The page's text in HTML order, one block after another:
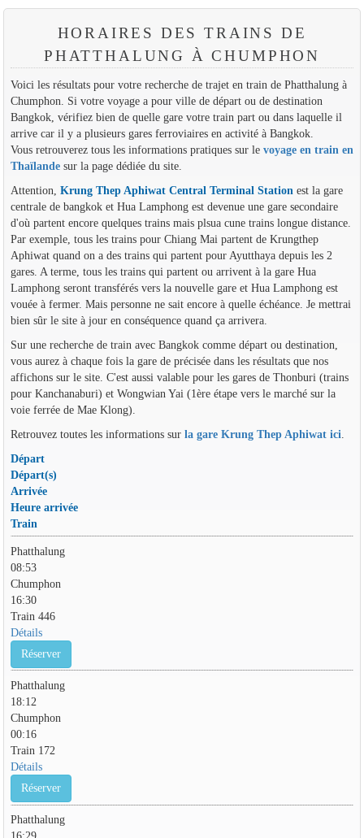
HORAIRES DES TRAINS DE
PHATTHALUNG À CHUMPHON
Voici les résultats pour votre recherche de trajet en train de Phatthalung à
Chumphon. Si votre voyage a pour ville de départ ou de destination
Bangkok, vérifiez bien de quelle gare votre train part ou dans laquelle il
arrive car il y a plusieurs gares ferroviaires en activité à Bangkok.
Vous retrouverez tous les informations pratiques sur le voyage en train en
Thaïlandesur la page dédiée du site.
Attention, Krung Thep Aphiwat Central Terminal Stationest la gare
centrale de bangkok et Hua Lamphong est devenue une gare secondaire
d'où partent encore quelques trains mais plsua cune trains longue distance.
Par exemple, tous les trains pour Chiang Mai partent de Krungthep
Aphiwat quand on a des trains qui partent pour Ayutthaya depuis les 2
gares. A terme, tous les trains qui partent ou arrivent à la gare Hua
Lamphong seront transférés vers la nouvelle gare et Hua Lamphong est
vouée à fermer. Mais personne ne sait encore à quelle échéance. Je mettrai
bien sûr le site à jour en conséquence quand ça arrivera.
Sur une recherche de train avec Bangkok comme départ ou destination,
vous aurez à chaque fois la gare de précisée dans les résultats que nos
affichons sur le site. C'est aussi valable pour les gares de Thonburi (trains
pour Kanchanaburi) et Wongwian Yai (1ère étape vers le marché sur la
voie ferrée de Mae Klong).
Retrouvez toutes les informations sur la gare Krung Thep Aphiwat ici.
Départ
Départ(s)
Arrivée
Heure arrivée
Train
Phatthalung
08:53
Chumphon
16:30
Train 446
Détails
Réserver
Phatthalung
18:12
Chumphon
00:16
Train 172
Détails
Réserver
Phatthalung
16:29